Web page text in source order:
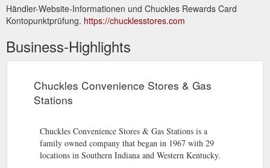
Händler-Website-Informationen und Chuckles Rewards Card
Kontopunktprüfung. https://chucklesstores.com
Business-Highlights
Chuckles Convenience Stores & Gas
Stations
Chuckles Convenience Stores & Gas Stations is a
family owned company that began in 1967 with 29
locations in Southern Indiana and Western Kentucky.